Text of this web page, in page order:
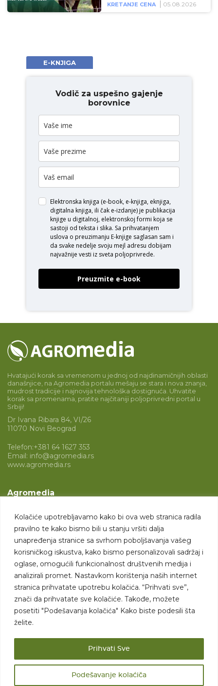
Kolačiće upotrebljavamo kako bi ova web stranica radila
pravilno te kako bismo bili u stanju vršiti dalja
unapređenja stranice sa svrhom poboljšavanja vašeg
korisničkog iskustva, kako bismo personalizovali sadržaj i
oglase, omogućili funkcionalnost društvenih medija i
analizirali promet. Nastavkom korištenja naših internet
stranica prihvatate upotrebu kolačića. “Prihvati sve”,
znači da prihvatate sve kolačiće. Takođe, možete
posetiti "Podešavanja kolačića" Kako biste podesili šta
želite.
Podešavanje kolaćiča
Prihvati Sve
KRETANJE CENA 05.08.2026
E-KNJIGA
Vodič za uspešno gajenje
borovnice
Elektronska knjiga (e-book, e-knjiga, eknjiga,
digitalna knjiga, ili čak e-izdanje) je publikacija
knjige u digitalnoj, elektronskoj formi koja se
sastoji od teksta i slika. Sa prihvatanjem
uslova o preuzimanju E-knjige saglasan sam i
da svake nedelje svoju mejl adresu dobijam
najvažnije vesti iz sveta poljoprivrede.
Preuzmite e-book
Hvatajući korak sa vremenom u jednoj od najdinamičnijih oblasti
današnjice, na Agromedia portalu mešaju se stara i nova znanja,
mudrost tradicije i najnovija tehnološka dostignuća. Uhvatite
korak sa promenama, pratite najčitaniji poljoprivredni portal u
Srbiji!
Dr Ivana Ribara 84, VI/26
11070 Novi Beograd
Telefon:+381 64 1627 353
Email: info@agromedia.rs
www.agromedia.rs
Agromedia
Svet poljoprivrede
Marketing usluge
Tražimo saradnike
Kontakt
Kontakt
Sva prava zadržana. 2007 - 2026. © Agromedia d.o.o.